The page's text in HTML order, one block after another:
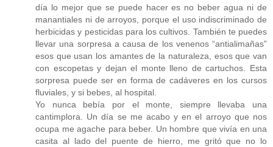
día lo mejor que se puede hacer es no beber agua ni de
manantiales ni de arroyos, porque el uso indiscriminado de
herbicidas y pesticidas para los cultivos. También te puedes
llevar una sorpresa a causa de los venenos “antialimañas”
esos que usan los amantes de la naturaleza, esos que van
con escopetas y dejan el monte lleno de cartuchos. Esta
sorpresa puede ser en forma de cadáveres en los cursos
fluviales, y si bebes, al hospital.
Yo nunca bebía por el monte, siempre llevaba una
cantimplora. Un día se me acabo y en el arroyo que nos
ocupa me agache para beber. Un hombre que vivía en una
casita al lado del puente de hierro, me gritó que no lo